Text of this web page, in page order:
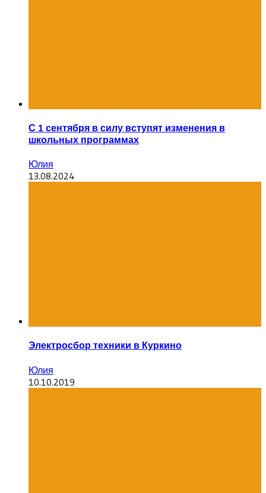
С 1 сентября в силу вступят изменения в
школьных программах
Юлия
13.08.2024
Электросбор техники в Куркино
Юлия
10.10.2019